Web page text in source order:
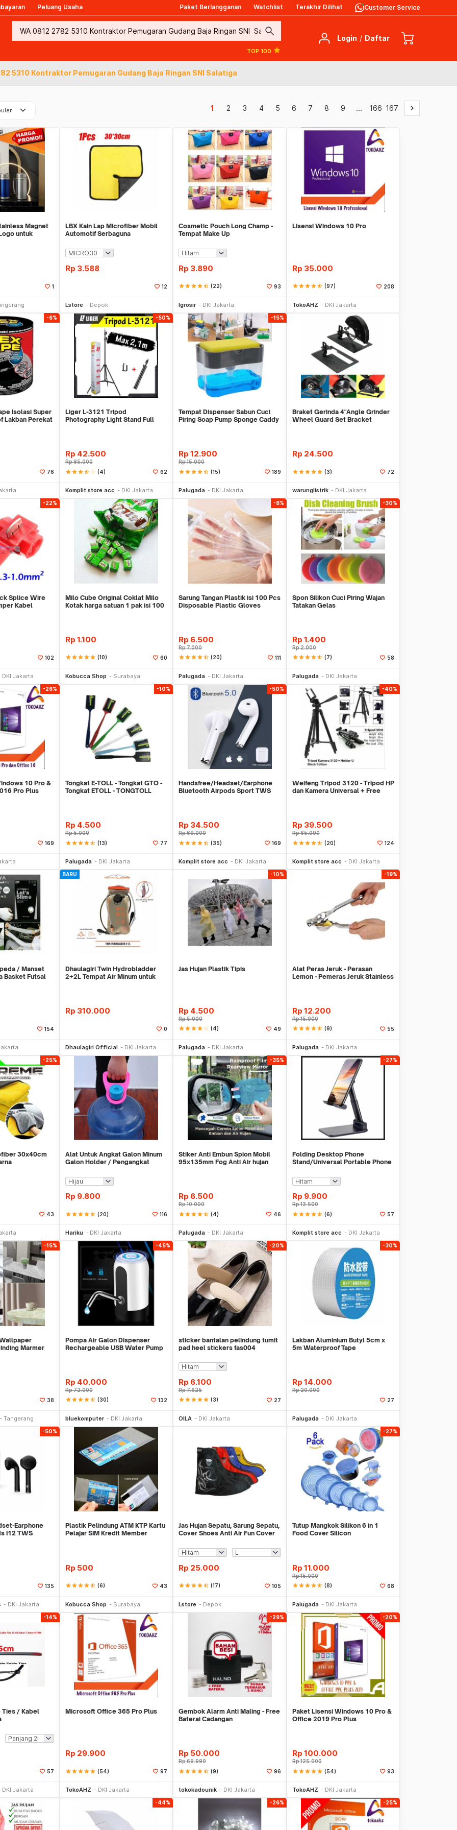
Peluang Usaha Paket Berlangganan Watchlist Terakhir Dilihat Customer Service
search
TOP 100
Login / Daftar
5310 Kontraktor Pemugaran Gudang Baja Ringan SNI Salatiga
keyboard_arrow_down 1 2 3 4 5 6 7 8 9 ... 166 167 keyboard_arrow_right
Magnet
untuk
1
LBX Kain Lap Microfiber Mobil
Automotif Serbaguna
Rp 3.588
12
Lstore Depok
Cosmetic Pouch Long Champ -
Tempat Make Up
Rp 3.890
starstarstarstarstar_half (22) 93
Igrosir DKI Jakarta
Lisensi Windows 10 Pro
Rp 35.000
starstarstarstarstar_half (97) 208
TokoAHZ DKI Jakarta
-6%
Isolasi Super
Lakban Perekat
76
-50%
Liger L-3121 Tripod
Photography Light Stand Full
Rp 42.500
Rp85.000
starstarstarstar_halfstar_border (4) 62
Komplit store acc DKI Jakarta
-15%
Tempat Dispenser Sabun Cuci
Piring Soap Pump Sponge Caddy
Rp 12.900
Rp15.000
starstarstarstarstar_half (15) 189
Palugada DKI Jakarta
Braket Gerinda 4"Angle Grinder
Wheel Guard Set Bracket
Rp 24.500
starstarstarstarstar (3) 72
warunglistrik DKI Jakarta
-22%
Splice Wire
Kabel
102
DKI Jakarta
Milo Cube Original Coklat Milo
Kotak harga satuan 1 pak isi 100
Rp 1.100
starstarstarstarstar (10) 60
Kobucca Shop Surabaya
-8%
Sarung Tangan Plastik isi 100 Pcs
Disposable Plastic Gloves
Rp 6.500
Rp7.000
starstarstarstarstar_half (20) 111
Palugada DKI Jakarta
-30%
Spon Silikon Cuci Piring Wajan
Tatakan Gelas
Rp 1.400
Rp2.000
starstarstarstarstar_half (7) 58
Palugada DKI Jakarta
-26%
10 Pro &
Pro Plus
169
-10%
Tongkat E-TOLL - Tongkat GTO -
Tongkat ETOLL - TONGTOLL
Rp 4.500
Rp5.000
starstarstarstarstar_half (13) 77
Palugada DKI Jakarta
-50%
Handsfree/Headset/Earphone
Bluetooth Airpods Sport TWS
Rp 34.500
Rp69.000
starstarstarstarstar_half (35) 169
Komplit store acc DKI Jakarta
-40%
Weifeng Tripod 3120 - Tripod HP
dan Kamera Universal + Free
Rp 39.500
Rp65.000
starstarstarstarstar_half (20) 124
Komplit store acc DKI Jakarta
/ Manset
Basket Futsal
154
BARU
Dhaulagiri Twin Hydrobladder
2+2L Tempat Air Minum untuk
Rp 310.000
0
Dhaulagiri Official DKI Jakarta
-10%
Jas Hujan Plastik Tipis
Rp 4.500
Rp5.000
starstarstarstarstar_border (4) 49
Palugada DKI Jakarta
-19%
Alat Peras Jeruk - Perasan
Lemon - Pemeras Jeruk Stainless
Rp 12.200
Rp15.000
starstarstarstarstar_half (9) 55
Palugada DKI Jakarta
-25%
30x40cm
43
Alat Untuk Angkat Galon Minum
Galon Holder / Pengangkat
Rp 9.800
starstarstarstarstar_half (20) 116
Hariku DKI Jakarta
-35%
Stiker Anti Embun Spion Mobil
95x135mm Fog Anti Air hujan
Rp 6.500
Rp10.000
starstarstarstarstar_half (4) 46
Palugada DKI Jakarta
-27%
Folding Desktop Phone
Stand/Universal Portable Phone
Rp 9.900
Rp13.500
starstarstarstarstar_half (6) 57
Komplit store acc DKI Jakarta
-15%
Marmer
38
Tangerang
-45%
Pompa Air Galon Dispenser
Rechargeable USB Water Pump
Rp 40.000
Rp72.000
starstarstarstarstar_half (30) 132
bluekomputer DKI Jakarta
-20%
sticker bantalan pelindung tumit
pad heel stickers fas004
Rp 6.100
Rp7.625
starstarstarstarstar (3) 27
OILA DKI Jakarta
-30%
Lakban Aluminium Butyl 5cm x
5m Waterproof Tape
Rp 14.000
Rp20.000
27
Palugada DKI Jakarta
-50%
Earphone
I12 TWS
135
DKI Jakarta
Plastik Pelindung ATM KTP Kartu
Pelajar SIM Kredit Member
Rp 500
starstarstarstarstar_half (6) 43
Kobucca Shop Surabaya
Jas Hujan Sepatu, Sarung Sepatu,
Cover Shoes Anti Air Fun Cover
Rp 25.000
starstarstarstarstar_half (17) 105
Lstore Depok
-27%
Tutup Mangkok Silikon 6 in 1
Food Cover Silicon
Rp 11.000
Rp15.000
starstarstarstarstar_half (8) 68
Palugada DKI Jakarta
-14%
Ties / Kabel
57
DKI Jakarta
Microsoft Office 365 Pro Plus
Rp 29.900
starstarstarstarstar (54) 97
TokoAHZ DKI Jakarta
-29%
Gembok Alarm Anti Maling - Free
Baterai Cadangan
Rp 50.000
Rp69.990
starstarstarstarstar_half (9) 96
tokokadounik DKI Jakarta
-20%
Paket Lisensi Windows 10 Pro &
Office 2019 Pro Plus
Rp 100.000
Rp125.000
starstarstarstarstar (54) 93
TokoAHZ DKI Jakarta
-44% -26% -25%